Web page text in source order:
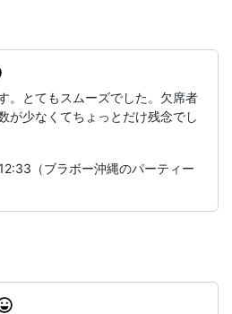
。とてもスムーズでした。欠席者
が少なくてちょっとだけ残念でし
（ブラボー沖縄のパーティー